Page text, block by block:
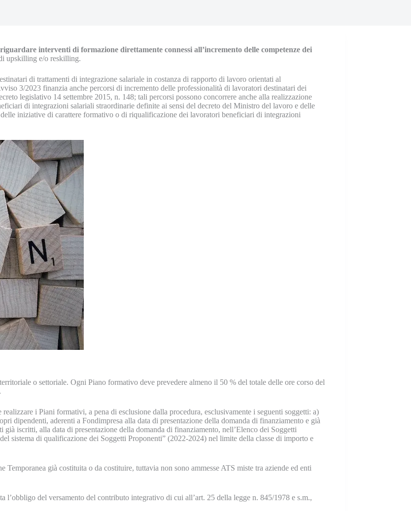
interventi di formazione direttamente connessi all’incremento delle competenze dei
upskilling e/o reskilling.
di trattamenti di integrazione salariale in costanza di rapporto di lavoro orientati al
3/2023 finanzia anche percorsi di incremento delle professionalità di lavoratori destinatari dei
legislativo 14 settembre 2015, n. 148; tali percorsi possono concorrere anche alla realizzazione
di integrazioni salariali straordinarie definite ai sensi del decreto del Ministro del lavoro e delle
iniziative di carattere formativo o di riqualificazione dei lavoratori beneficiari di integrazioni
o settoriale. Ogni Piano formativo deve prevedere almeno il 50 % del totale delle ore corso del
i Piani formativi, a pena di esclusione dalla procedura, esclusivamente i seguenti soggetti: a)
dipendenti, aderenti a Fondimpresa alla data di presentazione della domanda di finanziamento e già
già iscritti, alla data di presentazione della domanda di finanziamento, nell’Elenco dei Soggetti
sistema di qualificazione dei Soggetti Proponenti” (2022-2024) nel limite della classe di importo e
già costituita o da costituire, tuttavia non sono ammesse ATS miste tra aziende ed enti
l’obbligo del versamento del contributo integrativo di cui all’art. 25 della legge n. 845/1978 e s.m.,